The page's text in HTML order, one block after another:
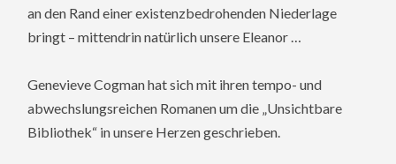
an den Rand einer existenzbedrohenden Niederlage
bringt – mittendrin natürlich unsere Eleanor …
Genevieve Cogman hat sich mit ihren tempo- und
abwechslungsreichen Romanen um die „Unsichtbare
Bibliothek“ in unsere Herzen geschrieben.